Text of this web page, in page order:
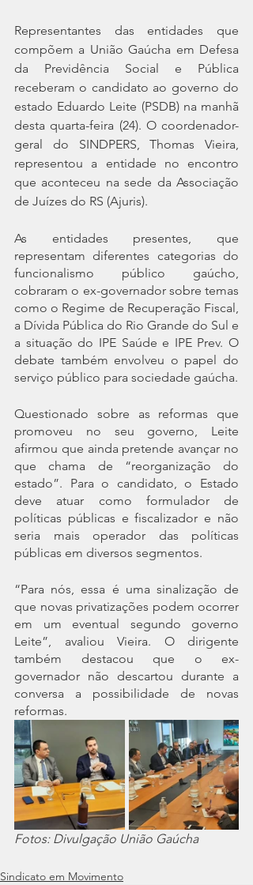
Representantes das entidades que
compõem a União Gaúcha em Defesa
da Previdência Social e Pública
receberam o candidato ao governo do
estado Eduardo Leite (PSDB) na manhã
desta quarta-feira (24). O coordenador-
geral do SINDPERS, Thomas Vieira,
representou a entidade no encontro
que aconteceu na sede da Associação
de Juízes do RS (Ajuris).
As entidades presentes, que
representam diferentes categorias do
funcionalismo público gaúcho,
cobraram o ex-governador sobre temas
como o Regime de Recuperação Fiscal,
a Dívida Pública do Rio Grande do Sul e
a situação do IPE Saúde e IPE Prev. O
debate também envolveu o papel do
Questionado sobre as reformas que
promoveu no seu governo, Leite
afirmou que ainda pretende avançar no
que chama de “reorganização do
estado”. Para o candidato, o Estado
deve atuar como formulador de
políticas públicas e fiscalizador e não
seria mais operador das políticas
públicas em diversos segmentos.
“Para nós, essa é uma sinalização de
que novas privatizações podem ocorrer
em um eventual segundo governo
Leite”, avaliou Vieira. O dirigente
também destacou que o ex-
governador não descartou durante a
conversa a possibilidade de novas
reformas.
Fotos: Divulgação União Gaúcha
Sindicato em Movimento